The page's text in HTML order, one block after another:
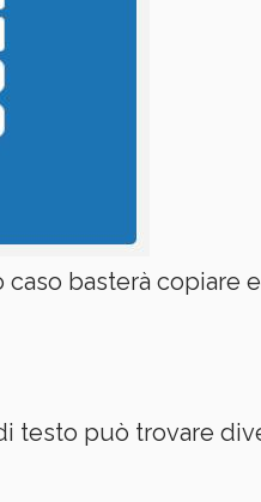
basterà copiare
testo può trovare